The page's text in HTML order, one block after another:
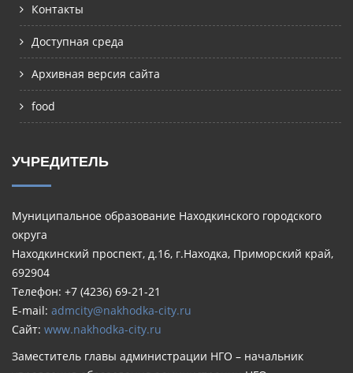
Контакты
Доступная среда
Архивная версия сайта
food
УЧРЕДИТЕЛЬ
Муниципальное образование Находкинского городского
округа
Находкинский проспект, д.16, г.Находка, Приморский край,
692904
Телефон: +7 (4236) 69-21-21
E-mail: admcity@nakhodka-city.ru
Сайт: www.nakhodka-city.ru
Заместитель главы администрации НГО – начальник